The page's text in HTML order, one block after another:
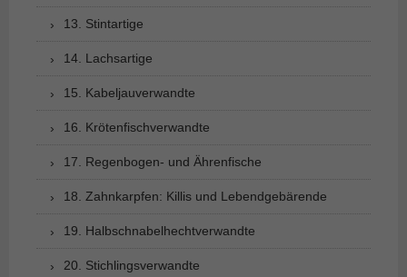
13. Stintartige
14. Lachsartige
15. Kabeljauverwandte
16. Krötenfischverwandte
17. Regenbogen- und Ährenfische
18. Zahnkarpfen: Killis und Lebendgebärende
19. Halbschnabelhechtverwandte
20. Stichlingsverwandte